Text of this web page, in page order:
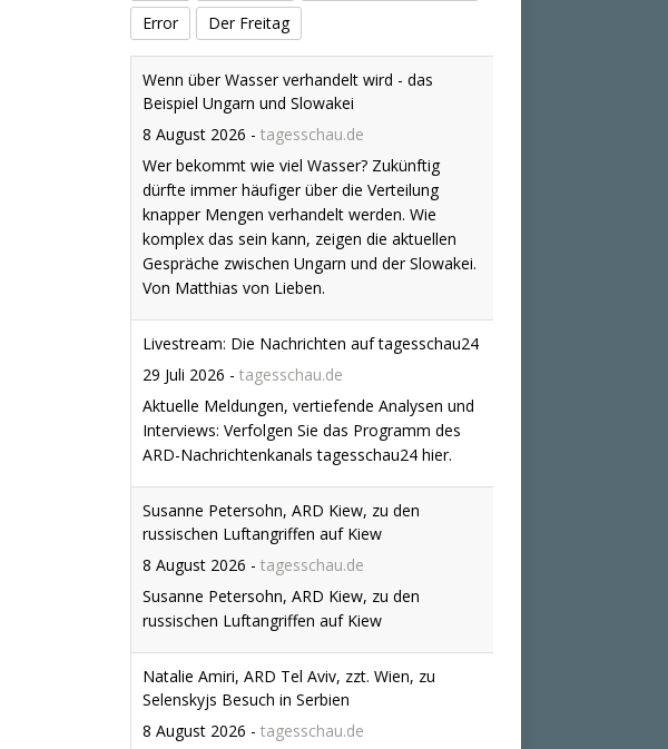
Error
Der Freitag
Wenn über Wasser verhandelt wird - das
Beispiel Ungarn und Slowakei
8 August 2026 - tagesschau.de
Wer bekommt wie viel Wasser? Zukünftig
dürfte immer häufiger über die Verteilung
knapper Mengen verhandelt werden. Wie
komplex das sein kann, zeigen die aktuellen
Gespräche zwischen Ungarn und der Slowakei.
Von Matthias von Lieben.
Livestream: Die Nachrichten auf tagesschau24
29 Juli 2026 - tagesschau.de
Aktuelle Meldungen, vertiefende Analysen und
Interviews: Verfolgen Sie das Programm des
ARD-Nachrichtenkanals tagesschau24 hier.
Susanne Petersohn, ARD Kiew, zu den
russischen Luftangriffen auf Kiew
8 August 2026 - tagesschau.de
Susanne Petersohn, ARD Kiew, zu den
russischen Luftangriffen auf Kiew
Natalie Amiri, ARD Tel Aviv, zzt. Wien, zu
Selenskyjs Besuch in Serbien
8 August 2026 - tagesschau.de